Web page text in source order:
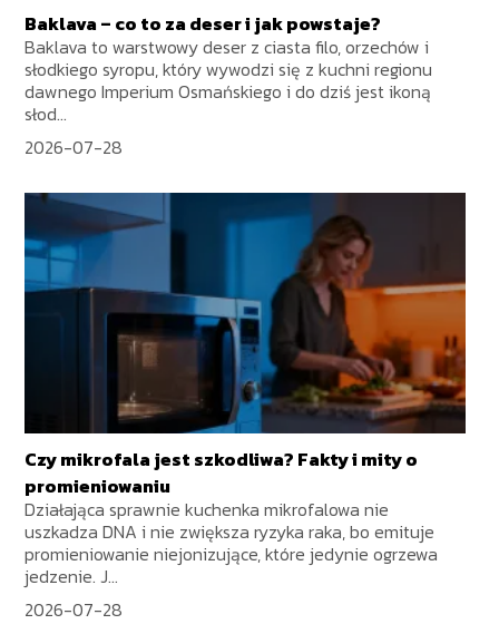
Baklava – co to za deser i jak powstaje?
Baklava to warstwowy deser z ciasta filo, orzechów i
słodkiego syropu, który wywodzi się z kuchni regionu
dawnego Imperium Osmańskiego i do dziś jest ikoną
słod...
2026-07-28
Czy mikrofala jest szkodliwa? Fakty i mity o
promieniowaniu
Działająca sprawnie kuchenka mikrofalowa nie
uszkadza DNA i nie zwiększa ryzyka raka, bo emituje
promieniowanie niejonizujące, które jedynie ogrzewa
jedzenie. J...
2026-07-28